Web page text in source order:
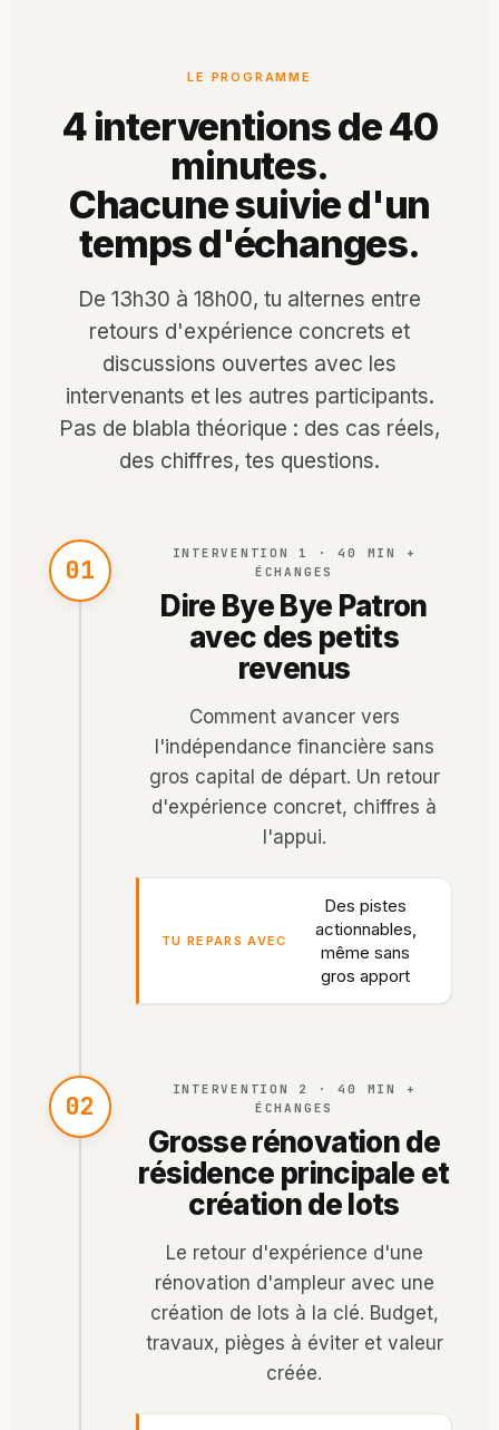
LE PROGRAMME
4 interventions de 40
minutes.
Chacune suivie d'un
temps d'échanges.
De 13h30 à 18h00, tu alternes entre
retours d'expérience concrets et
discussions ouvertes avec les
intervenants et les autres participants.
Pas de blabla théorique : des cas réels,
des chiffres, tes questions.
01
INTERVENTION 1 · 40 MIN +
ÉCHANGES
Dire Bye Bye Patron
avec des petits
revenus
Comment avancer vers
l'indépendance financière sans
gros capital de départ. Un retour
d'expérience concret, chiffres à
l'appui.
TU REPARS AVEC
Des pistes
actionnables,
même sans
gros apport
02
INTERVENTION 2 · 40 MIN +
ÉCHANGES
Grosse rénovation de
résidence principale et
création de lots
Le retour d'expérience d'une
rénovation d'ampleur avec une
création de lots à la clé. Budget,
travaux, pièges à éviter et valeur
créée.